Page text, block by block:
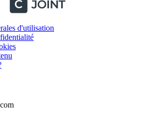
d'utilisation